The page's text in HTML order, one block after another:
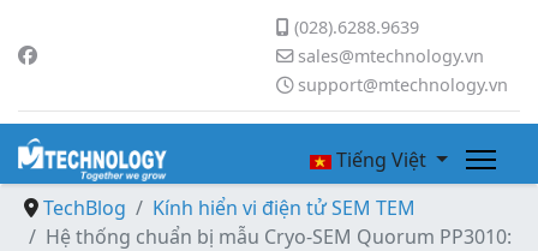
(028).6288.9639
sales@mtechnology.vn
support@mtechnology.vn
Tiếng Việt
TechBlog
Kính hiển vi điện tử SEM TEM
Hệ thống chuẩn bị mẫu Cryo-SEM Quorum PP3010: